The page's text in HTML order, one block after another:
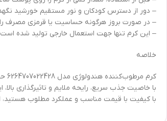
– دور از دسترس کودکان و نور مستقیم خورشید
– در صورت بروز هرگونه حساسیت یا قرمزی مصرف
– این کرم تنها جهت استعمال خارجی تولید شده
خلاصه
با خاصیت جذب سریع، رایحه ملایم و تاثیرگذاری
با کیفیت با قیمت مناسب و عملکرد مطلوب